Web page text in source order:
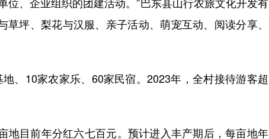
、企业组织的团建活动。”巴东县山行农旅文化开发有
坪、梨花与汉服、亲子活动、萌宠互动、阅读分享、
10家农家乐、60家民宿。2023年，全村接待游客超
目前年分红六七百元。预计进入丰产期后，每亩地年